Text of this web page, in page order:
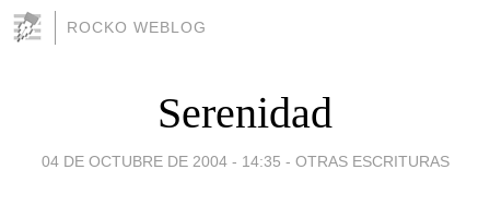
ROCKO WEBLOG
Serenidad
04 DE OCTUBRE DE 2004 - 14:35 - OTRAS ESCRITURAS